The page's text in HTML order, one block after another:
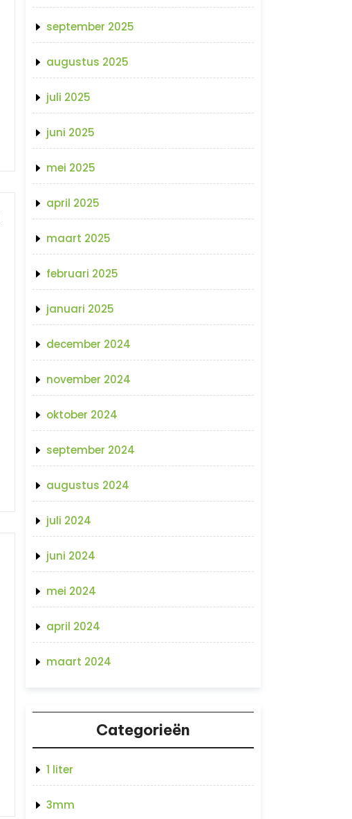
september 2025
augustus 2025
juli 2025
juni 2025
mei 2025
april 2025
maart 2025
februari 2025
januari 2025
december 2024
november 2024
oktober 2024
september 2024
augustus 2024
juli 2024
juni 2024
mei 2024
april 2024
maart 2024
Categorieën
1 liter
3mm